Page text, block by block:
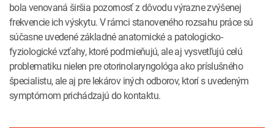
bola venovaná širšia pozornosť z dôvodu výrazne zvýšenej
frekvencie ich výskytu. V rámci stanoveného rozsahu práce sú
súčasne uvedené základné anatomické a patologicko-
fyziologické vzťahy, ktoré podmieňujú, ale aj vysvetľujú celú
problematiku nielen pre otorinolaryngológa ako príslušného
špecialistu, ale aj pre lekárov iných odborov, ktorí s uvedeným
symptómom prichádzajú do kontaktu.